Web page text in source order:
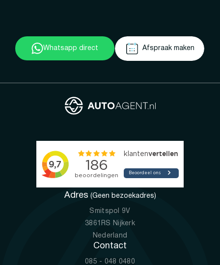
Whatsapp direct Afspraak maken
Adres (Geen bezoekadres)
Smitspol 9V
3861RS Nijkerk
Nederland
Contact
085 - 048 0480